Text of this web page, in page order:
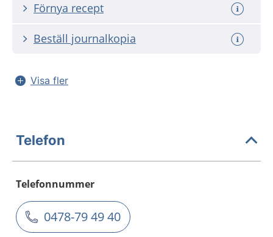
Förnya recept
Beställ journalkopia
Visa fler
Telefon
Telefonnummer
0478-79 49 40